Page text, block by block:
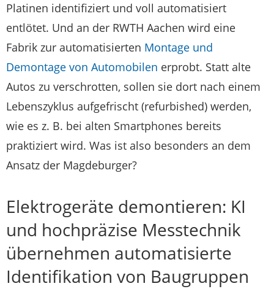
Platinen identifiziert und voll automatisiert
entlötet. Und an der RWTH Aachen wird eine
Fabrik zur automatisierten Montage und
Demontage von Automobilen erprobt. Statt alte
Autos zu verschrotten, sollen sie dort nach einem
Lebenszyklus aufgefrischt (refurbished) werden,
wie es z. B. bei alten Smartphones bereits
praktiziert wird. Was ist also besonders an dem
Ansatz der Magdeburger?
Elektrogeräte demontieren: KI
und hochpräzise Messtechnik
übernehmen automatisierte
Identifikation von Baugruppen